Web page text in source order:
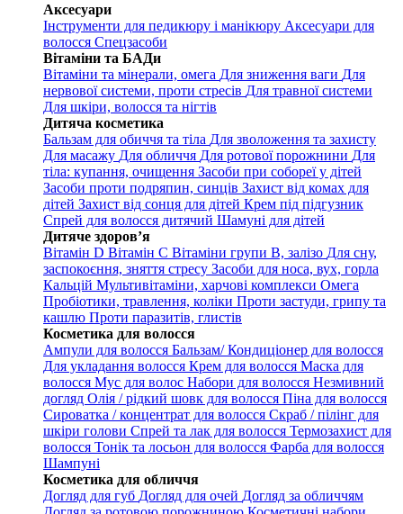
Аксесуари
Інструменти для педикюру і манікюру Аксесуари для
волосся Спецзасоби
Вітаміни та БАДи
Вітаміни та мінерали, омега Для зниження ваги Для
нервової системи, проти стресів Для травної системи
Для шкіри, волосся та нігтів
Дитяча косметика
Бальзам для обиччя та тіла Для зволоження та захисту
Для масажу Для обличчя Для ротової порожнини Для
тіла: купання, очищення Засоби при собореї у дітей
Засоби проти подряпин, синців Захист від комах для
дітей Захист від сонця для дітей Крем під підгузник
Спрей для волосся дитячий Шамуні для дітей
Дитяче здоров’я
Вітамін D Вітамін С Вітаміни групи В, залізо Для сну,
заспокоєння, зняття стресу Засоби для носа, вух, горла
Кальцій Мультивітаміни, харчові комплекси Омега
Пробіотики, травлення, коліки Проти застуди, грипу та
кашлю Проти паразитів, глистів
Косметика для волосся
Ампули для волосся Бальзам/ Кондиціонер для волосся
Для укладання волосся Крем для волосся Маска для
волосся Мус для волос Набори для волосся Незмивний
догляд Олія / рідкий шовк для волосся Піна для волосся
Сироватка / концентрат для волосся Скраб / пілінг для
шкіри голови Спрей та лак для волосся Термозахист для
волосся Тонік та лосьон для волосся Фарба для волосся
Шампуні
Косметика для обличчя
Догляд для губ Догляд для очей Догляд за обличчям